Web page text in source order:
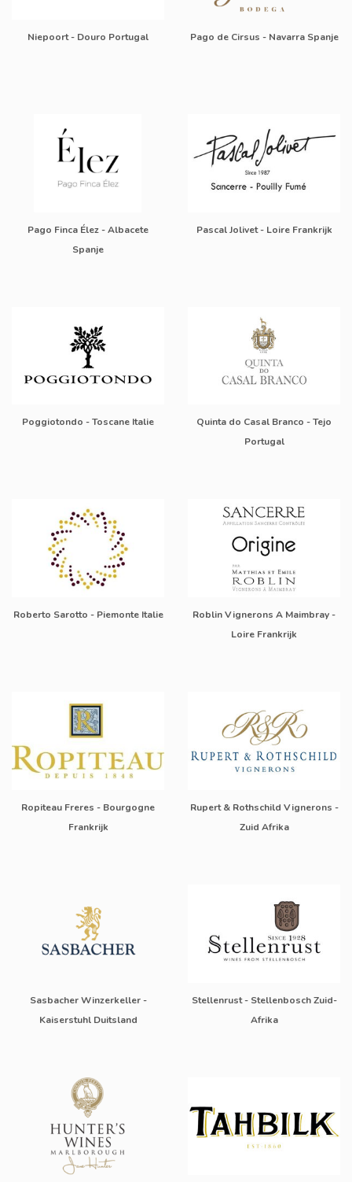
Niepoort - Douro Portugal Pago de Cirsus - Navarra Spanje
Pago Finca Élez - Albacete
Spanje
Pascal Jolivet - Loire Frankrijk
Poggiotondo - Toscane Italie
Quinta do Casal Branco - Tejo
Portugal
Roberto Sarotto - Piemonte Italie
Roblin Vignerons A Maimbray -
Loire Frankrijk
Ropiteau Freres - Bourgogne
Frankrijk
Rupert & Rothschild Vignerons -
Zuid Afrika
Sasbacher Winzerkeller -
Kaiserstuhl Duitsland
Stellenrust - Stellenbosch Zuid-
Afrika